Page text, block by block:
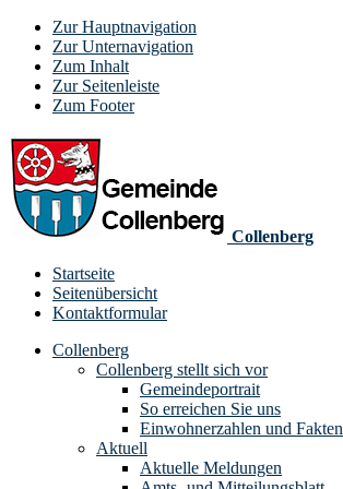
Zur Hauptnavigation
Zur Unternavigation
Zum Inhalt
Zur Seitenleiste
Zum Footer
Collenberg
Startseite
Seitenübersicht
Kontaktformular
Collenberg
Collenberg stellt sich vor
Gemeindeportrait
So erreichen Sie uns
Einwohnerzahlen und Fakten
Aktuell
Aktuelle Meldungen